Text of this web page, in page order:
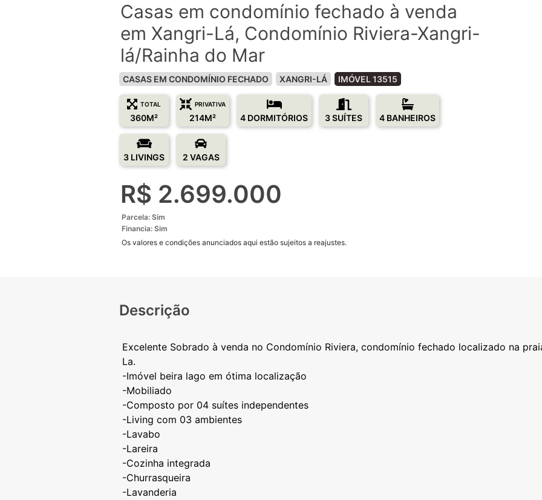
Casas em condomínio fechado à venda
em Xangri-Lá, Condomínio Riviera-Xangri-
lá/Rainha do Mar
CASAS EM CONDOMÍNIO FECHADO XANGRI-LÁ IMÓVEL 13515
TOTAL
360M²
PRIVATIVA
214M² 4 DORMITÓRIOS 3 SUÍTES 4 BANHEIROS
3 LIVINGS 2 VAGAS
R$ 2.699.000
Parcela: Sim
Financia: Sim
Os valores e condições anunciados aqui estão sujeitos a reajustes.
Descrição
Excelente Sobrado à venda no Condomínio Riviera, condomínio fechado localizado na
La.
-Imóvel beira lago em ótima localização
-Mobiliado
-Composto por 04 suítes independentes
-Living com 03 ambientes
-Lavabo
-Lareira
-Cozinha integrada
-Churrasqueira
-Lavanderia